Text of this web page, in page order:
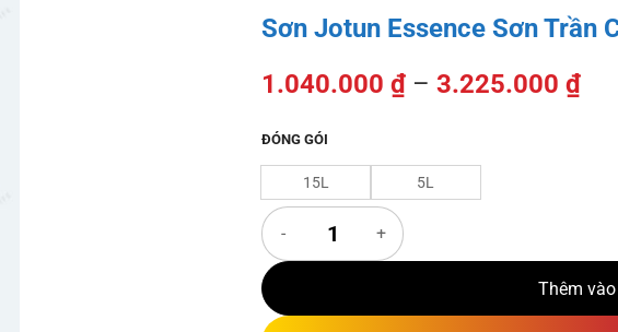
Sơn Jotun Essence Sơn Trần
1.040.000 ₫ – 3.225.000 ₫
ĐÓNG GÓI
15L 5L
Sơn Jotun Essence Sơn Trần Chuyên Dụng số lượng
Thêm